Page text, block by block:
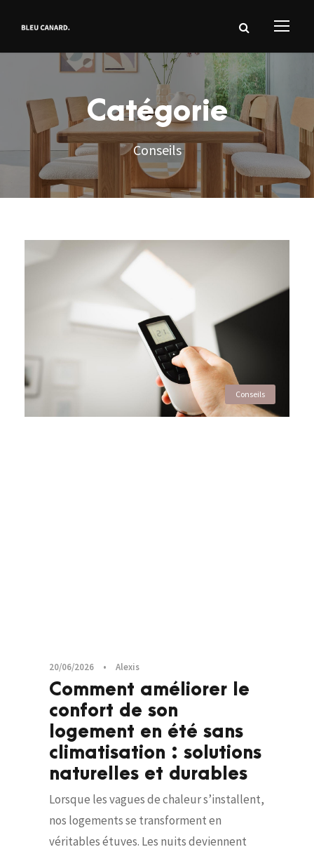
Catégorie
Conseils
Conseils
20/06/2026 • Alexis
Comment améliorer le
confort de son
logement en été sans
climatisation : solutions
naturelles et durables
Lorsque les vagues de chaleur s’installent,
nos logements se transforment en
véritables étuves. Les nuits deviennent